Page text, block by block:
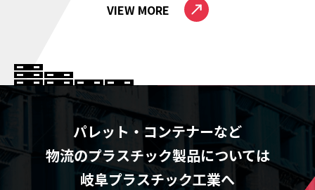
VIEW MORE
パレット・コンテナーなど
物流のプラスチック製品については
岐阜プラスチック工業へ